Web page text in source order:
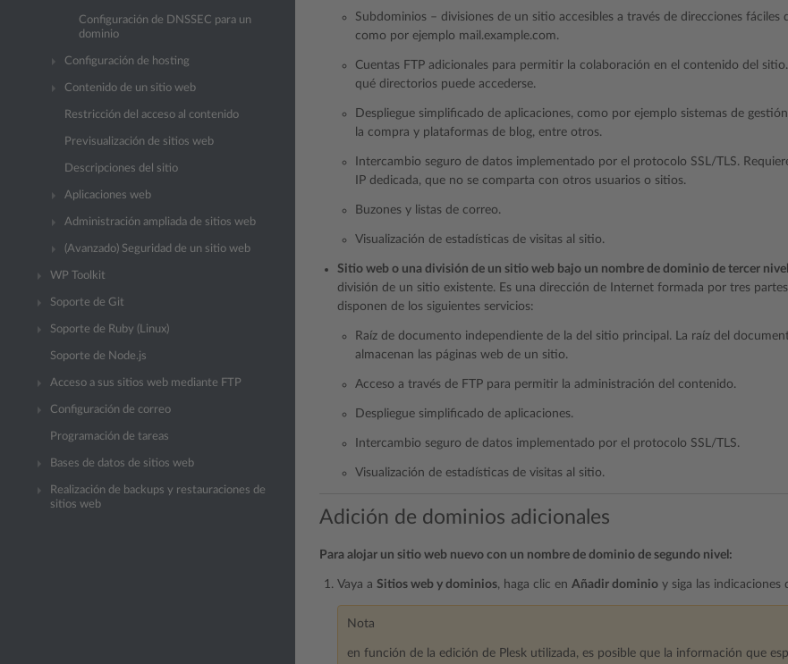
Configuración de DNSSEC para un
dominio
Configuración de hosting
Contenido de un sitio web
Restricción del acceso al contenido
Previsualización de sitios web
Descripciones del sitio
Aplicaciones web
Administración ampliada de sitios web
(Avanzado) Seguridad de un sitio web
WP Toolkit
Soporte de Git
Soporte de Ruby (Linux)
Soporte de Node.js
Acceso a sus sitios web mediante FTP
Configuración de correo
Programación de tareas
Bases de datos de sitios web
Realización de backups y restauraciones de
sitios web
Subdominios – divisiones de un sitio accesibles a través de direcciones
como por ejemplo mail.example.com.
Cuentas FTP adicionales para permitir la colaboración en el contenido del
qué directorios puede accederse.
Despliegue simplificado de aplicaciones, como por ejemplo sistemas de
la compra y plataformas de blog, entre otros.
Intercambio seguro de datos implementado por el protocolo SSL/TLS.
IP dedicada, que no se comparta con otros usuarios o sitios.
Buzones y listas de correo.
Visualización de estadísticas de visitas al sitio.
Sitio web o una división de un sitio web bajo un nombre de dominio de tercer
división de un sitio existente. Es una dirección de Internet formada por tres
disponen de los siguientes servicios:
Raíz de documento independiente de la del sitio principal. La raíz del
almacenan las páginas web de un sitio.
Acceso a través de FTP para permitir la administración del contenido.
Despliegue simplificado de aplicaciones.
Intercambio seguro de datos implementado por el protocolo SSL/TLS.
Visualización de estadísticas de visitas al sitio.
Adición de dominios adicionales
Para alojar un sitio web nuevo con un nombre de dominio de segundo nivel:
Vaya a Sitios web y dominios, haga clic en Añadir dominio y siga las indicaciones
Nota
en función de la edición de Plesk utilizada, es posible que la información que